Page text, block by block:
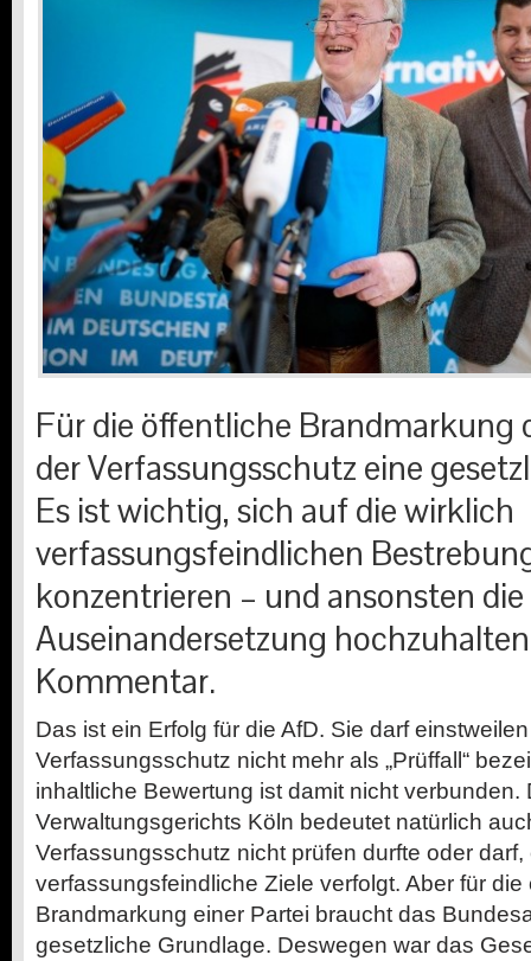
Für die öffentliche Brandmarkung
der Verfassungsschutz eine
Es ist wichtig, sich auf die wirklich
verfassungsfeindlichen
konzentrieren – und ansonsten
Auseinandersetzung
Kommentar.
Das ist ein Erfolg für die AfD. Sie darf
Verfassungsschutz nicht mehr als „Prüffall“
inhaltliche Bewertung ist damit nicht
Verwaltungsgerichts Köln bedeutet natürlich
Verfassungsschutz nicht prüfen durfte oder darf,
verfassungsfeindliche Ziele verfolgt. Aber für die
Brandmarkung einer Partei braucht das
gesetzliche Grundlage. Deswegen war das